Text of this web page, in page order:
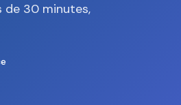
de 30 minutes,